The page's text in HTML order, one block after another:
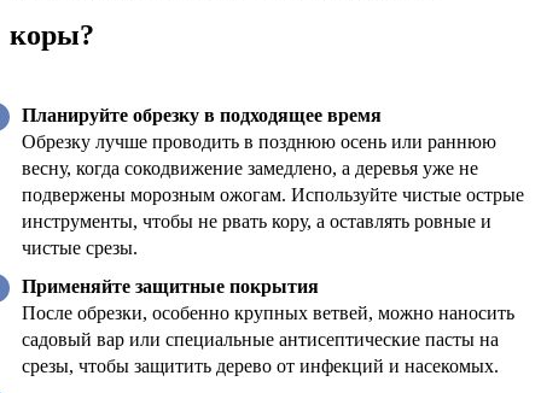
коры?
Планируйте обрезку в подходящее время
Обрезку лучше проводить в позднюю осень или раннюю
весну, когда сокодвижение замедлено, а деревья уже не
подвержены морозным ожогам. Используйте чистые острые
инструменты, чтобы не рвать кору, а оставлять ровные и
чистые срезы.
Применяйте защитные покрытия
После обрезки, особенно крупных ветвей, можно наносить
садовый вар или специальные антисептические пасты на
срезы, чтобы защитить дерево от инфекций и насекомых.